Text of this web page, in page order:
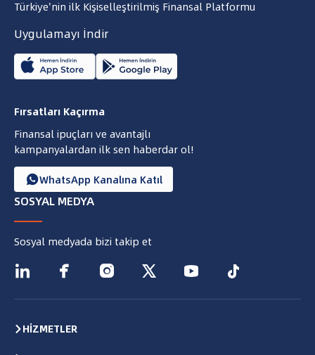
Türkiye'nin ilk Kişiselleştirilmiş Finansal Platformu
Uygulamayı İndir
Fırsatları Kaçırma
Finansal ipuçları ve avantajlı
kampanyalardan ilk sen haberdar ol!
WhatsApp Kanalına Katıl
SOSYAL MEDYA
Sosyal medyada bizi takip et
     
HİZMETLER